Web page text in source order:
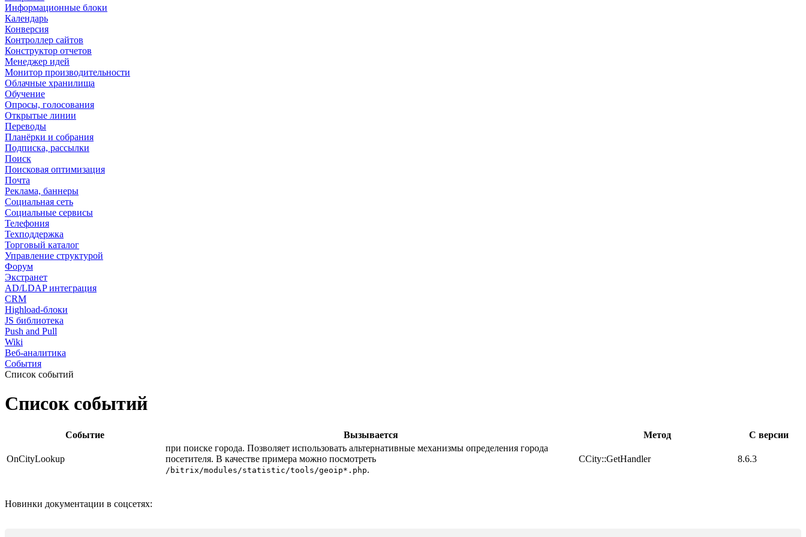
Информационные блоки
Календарь
Конверсия
Контроллер сайтов
Конструктор отчетов
Менеджер идей
Монитор производительности
Облачные хранилища
Обучение
Опросы, голосования
Открытые линии
Переводы
Планёрки и собрания
Подписка, рассылки
Поиск
Поисковая оптимизация
Почта
Реклама, баннеры
Социальная сеть
Социальные сервисы
Телефония
Техподдержка
Торговый каталог
Управление структурой
Форум
Экстранет
AD/LDAP интеграция
CRM
Highload-блоки
JS библиотека
Push and Pull
Wiki
Веб-аналитика
События
Список событий
Список событий
Событие Вызывается Метод С версии
OnCityLookup
при поиске города. Позволяет использовать альтернативные механизмы определения города
посетителя. В качестве примера можно посмотреть
/bitrix/modules/statistic/tools/geoip*.php.
CCity::GetHandler 8.6.3
Новинки документации в соцсетях: